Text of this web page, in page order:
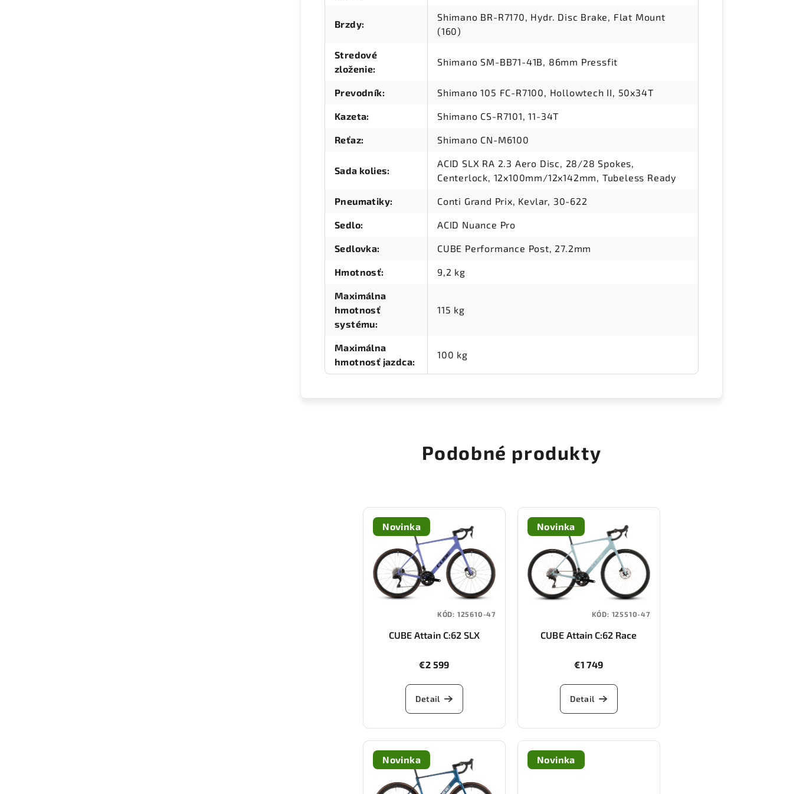
Brzdy:
Shimano BR-R7170, Hydr. Disc Brake, Flat Mount
(160)
Stredové
zloženie:
Shimano SM-BB71-41B, 86mm Pressfit
Prevodník: Shimano 105 FC-R7100, Hollowtech II, 50x34T
Kazeta: Shimano CS-R7101, 11-34T
Reťaz: Shimano CN-M6100
Sada kolies:
ACID SLX RA 2.3 Aero Disc, 28/28 Spokes,
Centerlock, 12x100mm/12x142mm, Tubeless Ready
Pneumatiky: Conti Grand Prix, Kevlar, 30-622
Sedlo: ACID Nuance Pro
Sedlovka: CUBE Performance Post, 27.2mm
Hmotnosť: 9,2 kg
Maximálna
hmotnosť
systému:
115 kg
Maximálna
hmotnosť jazdca:
100 kg
Podobné produkty
Novinka
CUBE Attain C:62 SLX
€2 599
Detail
KÓD: 125610-47
Novinka
CUBE Attain C:62 Race
€1 749
Detail
KÓD: 125510-47
Novinka Novinka